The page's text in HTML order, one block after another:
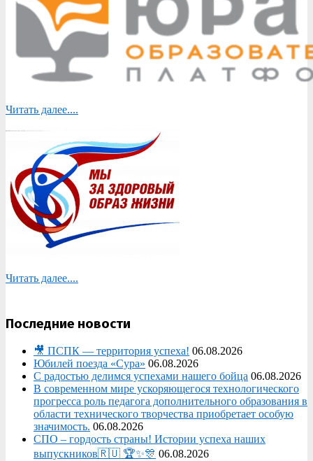
Читать далее....
Читать далее....
Последние новости
🎥 ПСПК — территория успеха! 06.08.2026
Юбилей поезда «Сура» 06.08.2026
С радостью делимся успехами нашего бойца 06.08.2026
В современном мире ускоряющегося технологического
прогресса роль педагога дополнительного образования в
области технического творчества приобретает особую
значимость. 06.08.2026
СПО – гордость страны! Истории успеха наших
выпускников🇷🇺 🏆✨🎊 06.08.2026